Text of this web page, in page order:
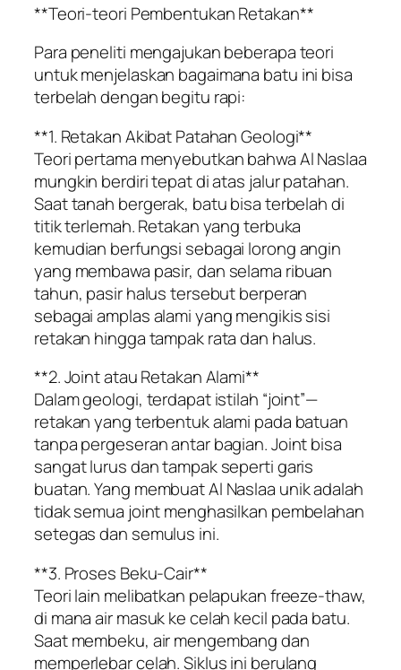
**Teori-teori Pembentukan Retakan**
Para peneliti mengajukan beberapa teori
untuk menjelaskan bagaimana batu ini bisa
terbelah dengan begitu rapi:
**1. Retakan Akibat Patahan Geologi**
Teori pertama menyebutkan bahwa Al Naslaa
mungkin berdiri tepat di atas jalur patahan.
Saat tanah bergerak, batu bisa terbelah di
titik terlemah. Retakan yang terbuka
kemudian berfungsi sebagai lorong angin
yang membawa pasir, dan selama ribuan
tahun, pasir halus tersebut berperan
sebagai amplas alami yang mengikis sisi
retakan hingga tampak rata dan halus.
**2. Joint atau Retakan Alami**
Dalam geologi, terdapat istilah “joint”—
retakan yang terbentuk alami pada batuan
tanpa pergeseran antar bagian. Joint bisa
sangat lurus dan tampak seperti garis
buatan. Yang membuat Al Naslaa unik adalah
tidak semua joint menghasilkan pembelahan
setegas dan semulus ini.
**3. Proses Beku-Cair**
Teori lain melibatkan pelapukan freeze-thaw,
di mana air masuk ke celah kecil pada batu.
Saat membeku, air mengembang dan
memperlebar celah. Siklus ini berulang